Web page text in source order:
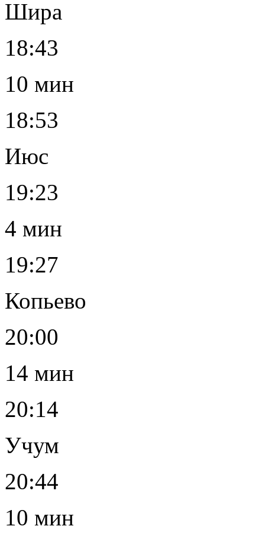
Шира
18:43
10 мин
18:53
Июс
19:23
4 мин
19:27
Копьево
20:00
14 мин
20:14
Учум
20:44
10 мин